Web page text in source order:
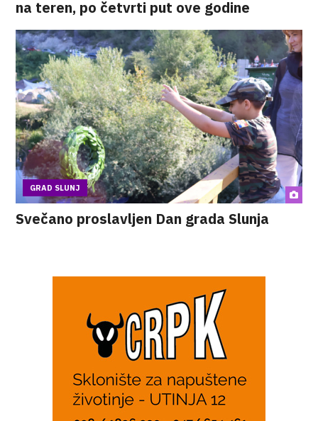
na teren, po četvrti put ove godine
GRAD SLUNJ
Svečano proslavljen Dan grada Slunja